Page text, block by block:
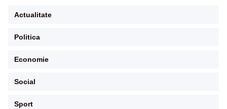
Actualitate
Politica
Economie
Social
Sport